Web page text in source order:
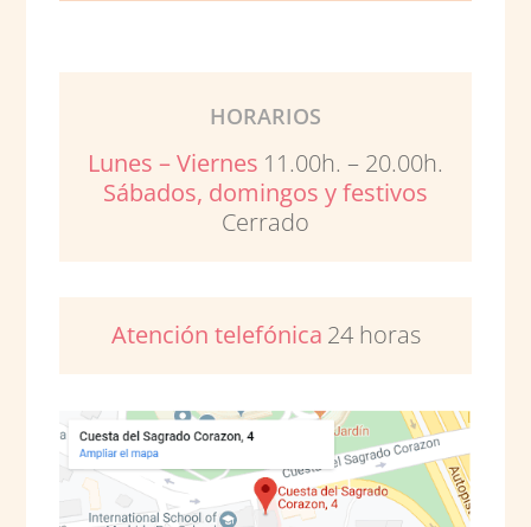
HORARIOS
Lunes – Viernes 11.00h. – 20.00h.
Sábados, domingos y festivos
Cerrado
Atención telefónica 24 horas